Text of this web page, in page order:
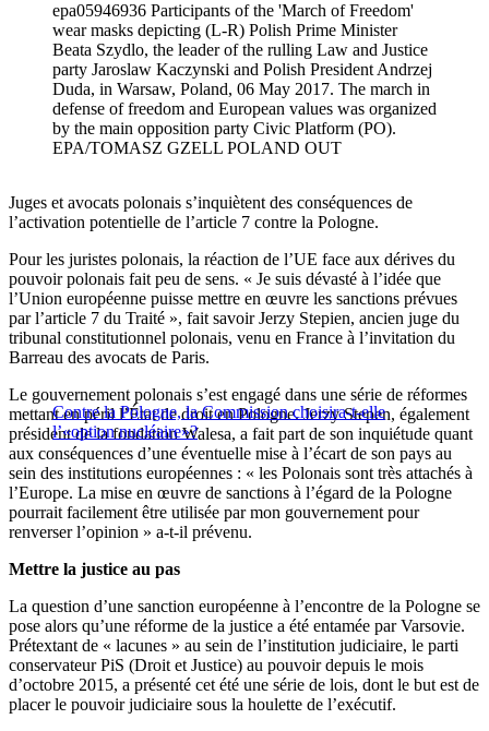
epa05946936 Participants of the 'March of Freedom'
wear masks depicting (L-R) Polish Prime Minister
Beata Szydlo, the leader of the rulling Law and Justice
party Jaroslaw Kaczynski and Polish President Andrzej
Duda, in Warsaw, Poland, 06 May 2017. The march in
defense of freedom and European values was organized
by the main opposition party Civic Platform (PO).
EPA/TOMASZ GZELL POLAND OUT
Juges et avocats polonais s’inquiètent des conséquences de
l’activation potentielle de l’article 7 contre la Pologne.
Pour les juristes polonais, la réaction de l’UE face aux dérives du
pouvoir polonais fait peu de sens. « Je suis dévasté à l’idée que
l’Union européenne puisse mettre en œuvre les sanctions prévues
par l’article 7 du Traité », fait savoir Jerzy Stepien, ancien juge du
tribunal constitutionnel polonais, venu en France à l’invitation du
Barreau des avocats de Paris.
Contre la Pologne, la Commission choisira-t-elle
l’«option nucléaire»?
Le gouvernement polonais s’est engagé dans une série de réformes
mettant en péril l’État de droit en Pologne. Jerzy Stepen, également
président de la fondation Walesa, a fait part de son inquiétude quant
aux conséquences d’une éventuelle mise à l’écart de son pays au
sein des institutions européennes : « les Polonais sont très attachés à
l’Europe. La mise en œuvre de sanctions à l’égard de la Pologne
pourrait facilement être utilisée par mon gouvernement pour
renverser l’opinion » a-t-il prévenu.
Mettre la justice au pas
La question d’une sanction européenne à l’encontre de la Pologne se
pose alors qu’une réforme de la justice a été entamée par Varsovie.
Prétextant de « lacunes » au sein de l’institution judiciaire, le parti
conservateur PiS (Droit et Justice) au pouvoir depuis le mois
d’octobre 2015, a présenté cet été une série de lois, dont le but est de
placer le pouvoir judiciaire sous la houlette de l’exécutif.